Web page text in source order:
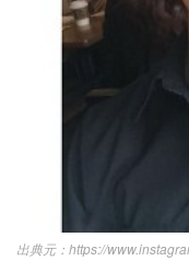
https://